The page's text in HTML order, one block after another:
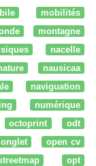
mobilités
montagne
nacelle
nausicaa
naviguation
numérique
octoprint
odt
onglet
open cv
opt